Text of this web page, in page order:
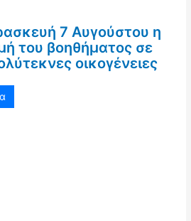
7 Αυγούστου η
του βοηθήματος σε
οικογένειες